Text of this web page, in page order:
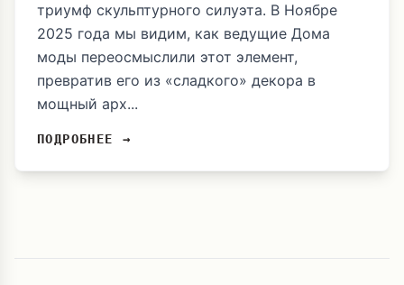
триумф скульптурного силуэта. В Ноябре
2025 года мы видим, как ведущие Дома
моды переосмыслили этот элемент,
превратив его из «сладкого» декора в
мощный арх...
ПОДРОБНЕЕ →